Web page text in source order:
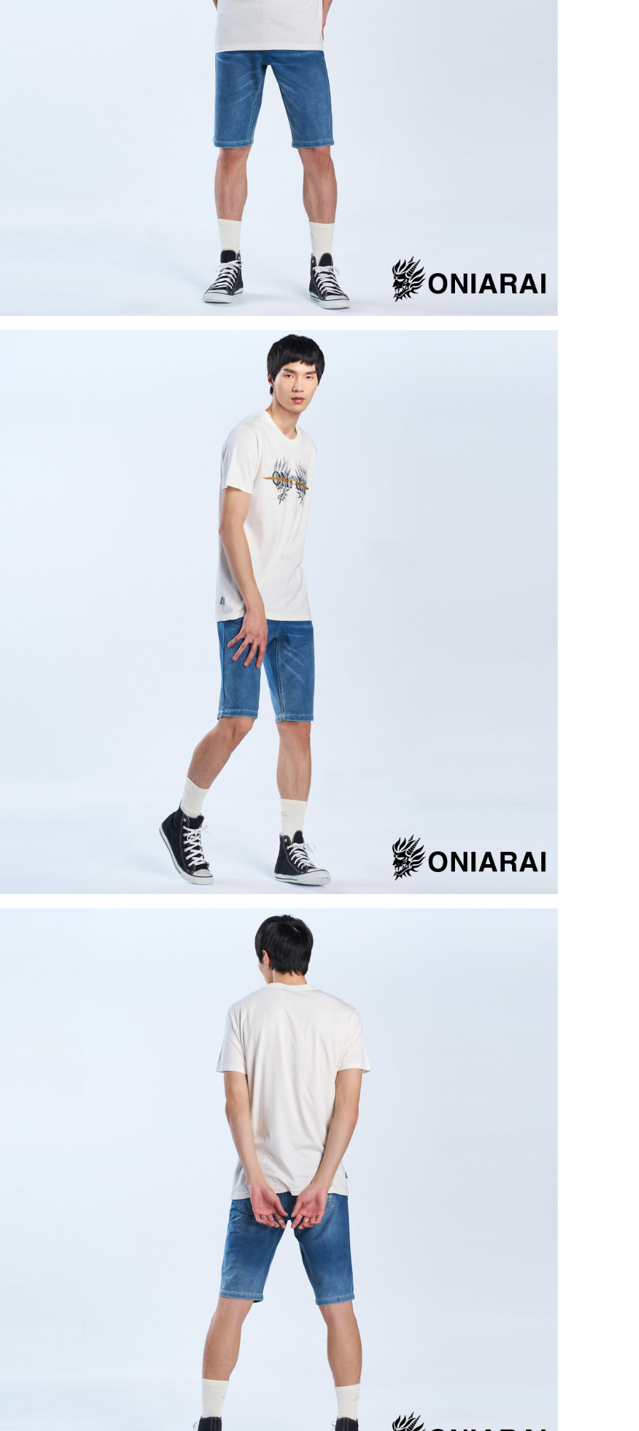
「AFTEE先享後付」，若未經同意申辦者引起之損失，本公司不負相關責
４．使用「AFTEE先享後付」時，將依據個別帳號之用戶狀況，依本公司
結果請求用戶進行身份認證。
５．嚴禁一人註冊多個帳號或使用他人資訊註冊。若發現惡意使用之情
形，恩沛科技股份有限公司將有權停止該用戶之使用額度並採取法律行
動。
每筆NT$100，滿NT$3,000(含以上)免運費
海外配送